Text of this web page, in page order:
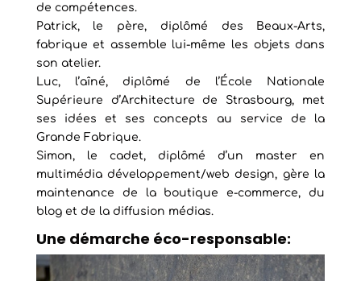
de compétences.
Patrick, le père, diplômé des Beaux-Arts,
fabrique et assemble lui-même les objets dans
son atelier.
Luc, l’aîné, diplômé de l’École Nationale
Supérieure d’Architecture de Strasbourg, met
ses idées et ses concepts au service de la
Grande Fabrique.
Simon, le cadet, diplômé d’un master en
multimédia développement/web design, gère la
maintenance de la boutique e-commerce, du
blog et de la diffusion médias.
Une démarche éco-responsable: